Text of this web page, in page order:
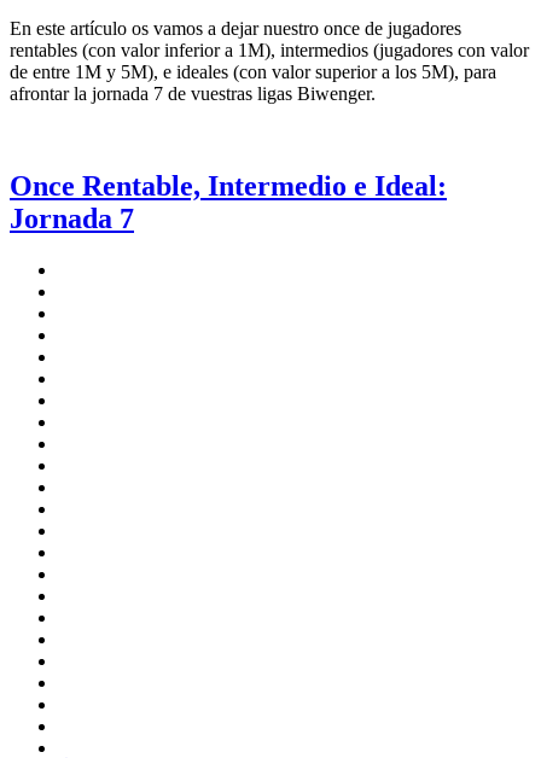
En este artículo os vamos a dejar nuestro once de jugadores
rentables (con valor inferior a 1M), intermedios (jugadores con valor
de entre 1M y 5M), e ideales (con valor superior a los 5M), para
afrontar la jornada 7 de vuestras ligas Biwenger.
Once Rentable, Intermedio e Ideal:
Jornada 7